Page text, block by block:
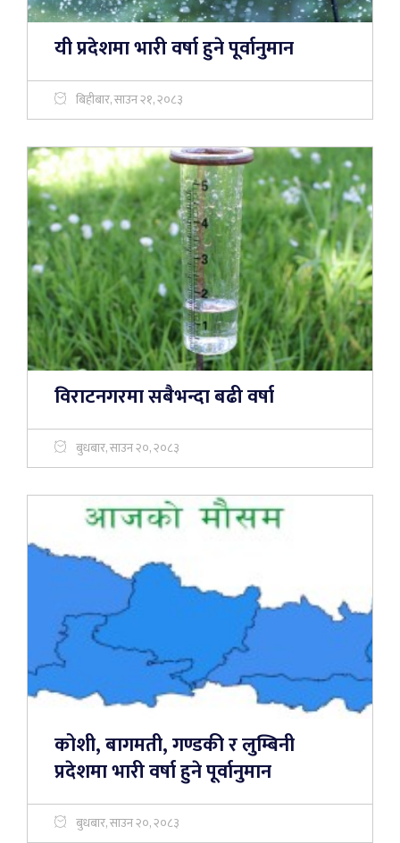
यी प्रदेशमा भारी वर्षा हुने पूर्वानुमान
बिहीबार, साउन २१, २०८३
विराटनगरमा सबैभन्दा बढी वर्षा
बुधबार, साउन २०, २०८३
कोशी, बागमती, गण्डकी र लुम्बिनी
प्रदेशमा भारी वर्षा हुने पूर्वानुमान
बुधबार, साउन २०, २०८३